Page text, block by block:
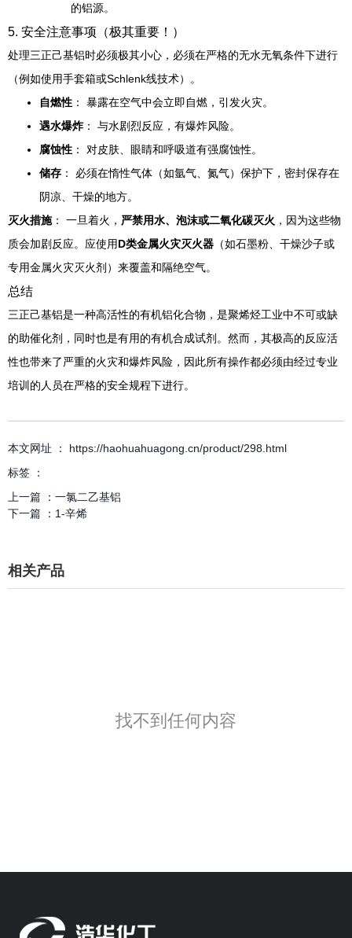
的铝源。
5. 安全注意事项（极其重要！）
处理三正己基铝时必须极其小心，必须在严格的无水无氧条件下进行
（例如使用手套箱或Schlenk线技术）。
自燃性 ： 暴露在空气中会立即自燃，引发火灾。
遇水爆炸： 与水剧烈反应，有爆炸风险。
腐蚀性 ： 对皮肤、眼睛和呼吸道有强腐蚀性。
储存 ： 必须在惰性气体（如氩气、氮气）保护下，密封保存在
阴凉、干燥的地方。
灭火措施： 一旦着火， 严禁用水、泡沫或二氧化碳灭火 ，因为这些物
质会加剧反应。应使用D类金属火灾灭火器 （如石墨粉、干燥沙子或
专用金属火灾灭火剂）来覆盖和隔绝空气。
总结
三正己基铝是一种高活性的有机铝化合物，是聚烯烃工业中不可或缺
的助催化剂，同时也是有用的有机合成试剂。然而，其极高的反应活
性也带来了严重的火灾和爆炸风险，因此所有操作都必须由经过专业
培训的人员在严格的安全规程下进行。
本文网址 ： https://haohuahuagong.cn/product/298.html
标签 ：
上一篇 ： 一氯二乙基铝
下一篇 ： 1-辛烯
相关产品
找不到任何内容